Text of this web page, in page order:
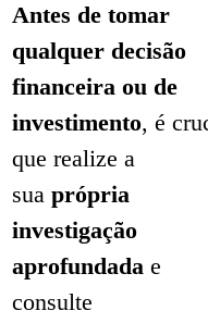
Antes de tomar
qualquer decisão
financeira ou de
investimento, é
que realize a
sua própria
investigação
aprofundada e
consulte